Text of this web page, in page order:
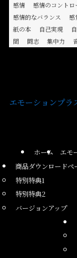
感情
感情のコントロ
感情的なバランス
感
紙の本
自己実現
間
闘志 集中力
エモーションプラ
ホーム エモ
商品ダウンロードペ
特別特典1
特別特典2
バージョンアップ